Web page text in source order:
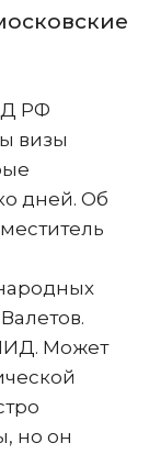
РФ
визы
дней. Об
Может
но он